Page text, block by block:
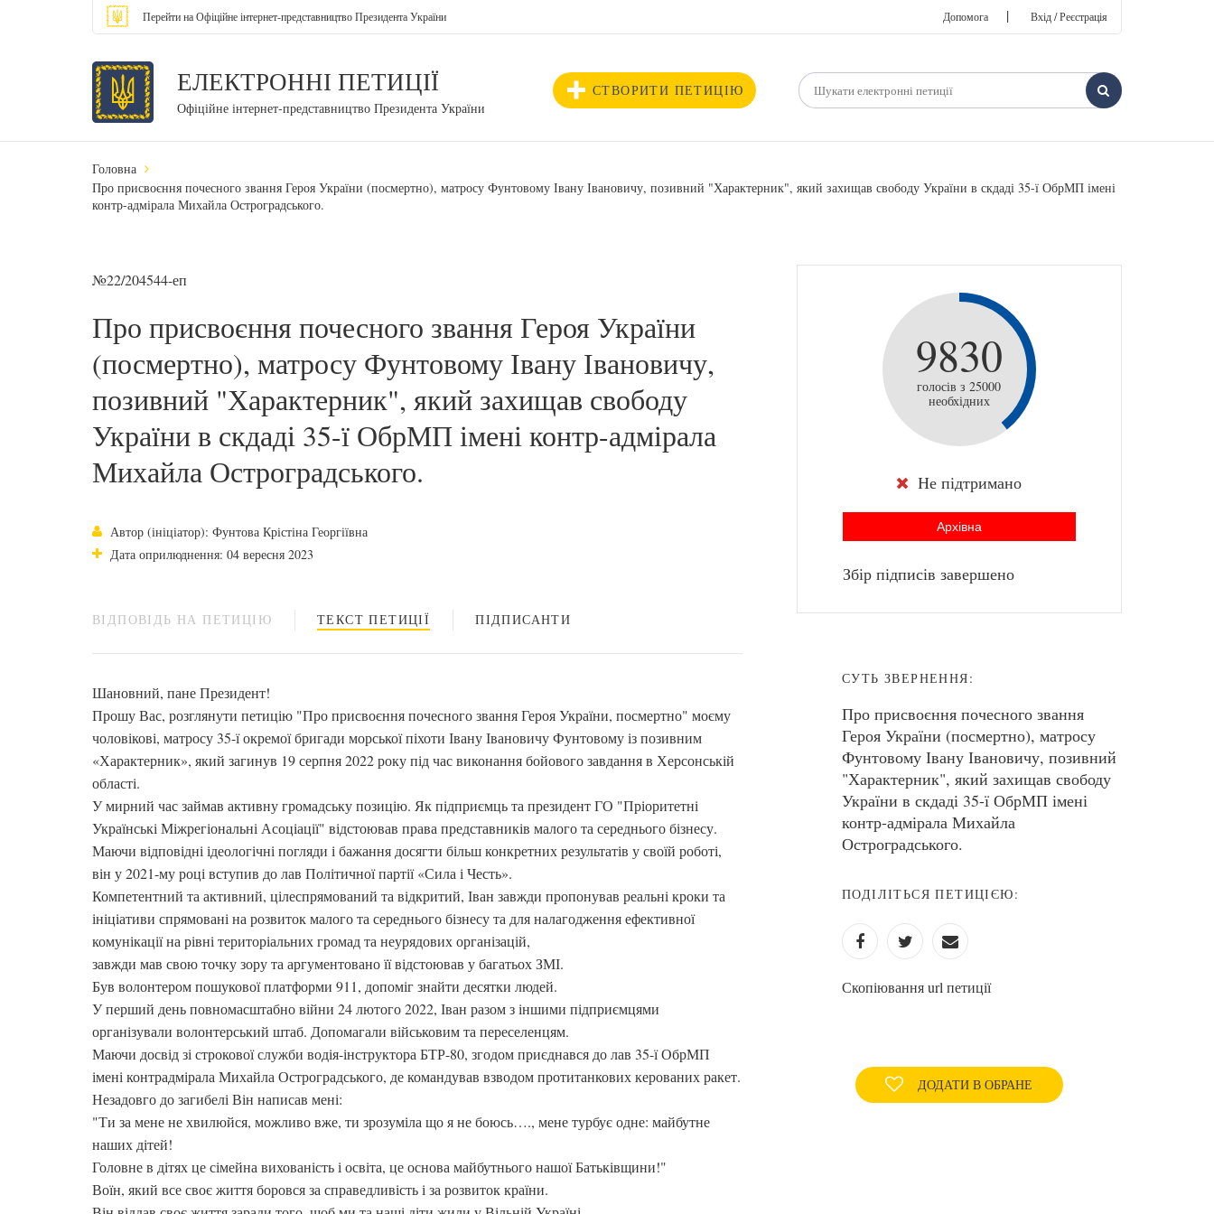
Перейти на Офіційне інтернет-представництво Президента України Допомога | Вхід / Реєстрація
ЕЛЕКТРОННІ ПЕТИЦІЇ
Офіційне інтернет-представництво Президента України
СТВОРИТИ ПЕТИЦІЮ
Головна
Про присвоєння почесного звання Героя України (посмертно), матросу Фунтовому Івану Івановичу, позивний "Характерник", який захищав свободу України в скдаді 35-ї ОбрМП імені
контр-адмірала Михайла Остроградського.
№22/204544-еп
Про присвоєння почесного звання Героя України
(посмертно), матросу Фунтовому Івану Івановичу,
позивний "Характерник", який захищав свободу
України в скдаді 35-ї ОбрМП імені контр-адмірала
Михайла Остроградського.
Автор (ініціатор): Фунтова Крістіна Георгіївна
Дата оприлюднення: 04 вересня 2023
ВІДПОВІДЬ НА ПЕТИЦІЮ ТЕКСТ ПЕТИЦІЇ ПІДПИСАНТИ
Шановний, пане Президент!
Прошу Вас, розглянути петицію "Про присвоєння почесного звання Героя України, посмертно" моєму
чоловікові, матросу 35-ї окремої бригади морської піхоти Івану Івановичу Фунтовому із позивним
«Характерник», який загинув 19 серпня 2022 року під час виконання бойового завдання в Херсонській
області.
У мирний час займав активну громадську позицію. Як підприємць та президент ГО "Пріоритетні
Українські Міжрегіональні Асоціації" відстоював права представників малого та середнього бізнесу.
Маючи відповідні ідеологічні погляди і бажання досягти більш конкретних результатів у своїй роботі,
він у 2021-му році вступив до лав Політичної партії «Сила і Честь».
Компетентний та активний, цілеспрямований та відкритий, Іван завжди пропонував реальні кроки та
ініціативи спрямовані на розвиток малого та середнього бізнесу та для налагодження ефективної
комунікації на рівні територіальних громад та неурядових організацій,
завжди мав свою точку зору та аргументовано її відстоював у багатьох ЗМІ.
Був волонтером пошукової платформи 911, допоміг знайти десятки людей.
У перший день повномасштабно війни 24 лютого 2022, Іван разом з іншими підприємцями
організували волонтерський штаб. Допомагали військовим та переселенцям.
Маючи досвід зі строкової служби водія-інструктора БТР-80, згодом приєднався до лав 35-ї ОбрМП
імені контрадмірала Михайла Остроградського, де командував взводом протитанкових керованих ракет.
Незадовго до загибелі Він написав мені:
"Ти за мене не хвилюйся, можливо вже, ти зрозуміла що я не боюсь…., мене турбує одне: майбутне
наших дітей!
Головне в дітях це сімейна вихованість і освіта, це основа майбутнього нашої Батьківщини!"
Воїн, який все своє життя боровся за справедливість і за розвиток країни.
9830
голосів з 25000
необхідних
Не підтримано
Архівна
Збір підписів завершено
СУТЬ ЗВЕРНЕННЯ:
Про присвоєння почесного звання
Героя України (посмертно), матросу
Фунтовому Івану Івановичу, позивний
"Характерник", який захищав свободу
України в скдаді 35-ї ОбрМП імені
контр-адмірала Михайла
Остроградського.
ПОДІЛІТЬСЯ ПЕТИЦІЄЮ:
Скопіювання url петиції
ДОДАТИ В ОБРАНЕ